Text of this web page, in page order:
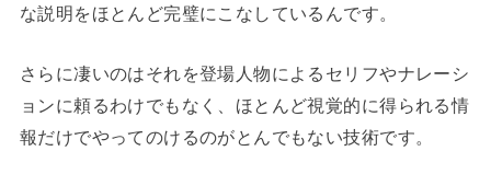
な説明をほとんど完璧にこなしているんです。
さらに凄いのはそれを登場人物によるセリフやナレーシ
ョンに頼るわけでもなく、ほとんど視覚的に得られる情
報だけでやってのけるのがとんでもない技術です。